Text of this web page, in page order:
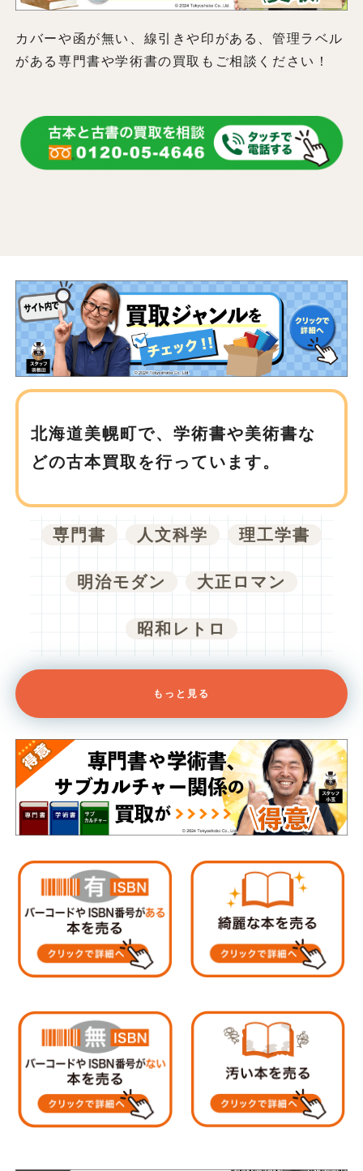
カバーや函が無い、線引きや印がある、管理ラベル
がある専門書や学術書の買取もご相談ください！
北海道美幌町で、学術書や美術書な
どの古本買取を行っています。
専門書 人文科学 理工学書
明治モダン 大正ロマン
昭和レトロ
もっと見る